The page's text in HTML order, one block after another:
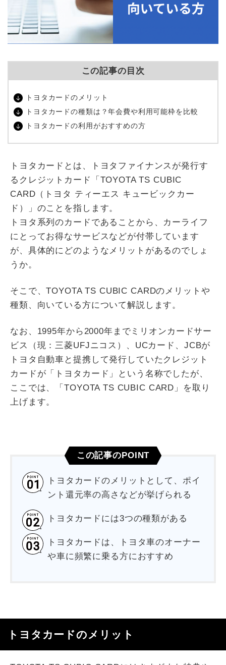
この記事の目次
トヨタカードのメリット
トヨタカードの種類は？年会費や利用可能枠を比較
トヨタカードの利用がおすすめの方
トヨタカードとは、トヨタファイナンスが発行す
るクレジットカード「TOYOTA TS CUBIC
CARD（トヨタ ティーエス キュービックカー
ド）」のことを指します。
トヨタ系列のカードであることから、カーライフ
にとってお得なサービスなどが付帯しています
が、具体的にどのようなメリットがあるのでしょ
うか。
そこで、TOYOTA TS CUBIC CARDのメリットや
種類、向いている方について解説します。
なお、1995年から2000年までミリオンカードサー
ビス（現：三菱UFJニコス）、UCカード、JCBが
トヨタ自動車と提携して発行していたクレジット
カードが「トヨタカード」という名称でしたが、
ここでは、「TOYOTA TS CUBIC CARD」を取り
上げます。
この記事のPOINT
トヨタカードのメリットとして、ポイ
ント還元率の高さなどが挙げられる
トヨタカードには3つの種類がある
トヨタカードは、トヨタ車のオーナー
や車に頻繁に乗る方におすすめ
トヨタカードのメリット